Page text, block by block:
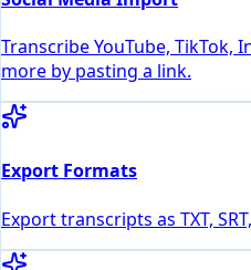
Transcribe YouTube, TikTok,
more by pasting a link.
Export Formats
Export transcripts as TXT,